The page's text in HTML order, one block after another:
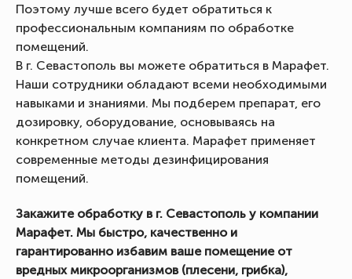
Поэтому лучше всего будет обратиться к
профессиональным компаниям по обработке
помещений.
В г. Севастополь вы можете обратиться в Марафет.
Наши сотрудники обладают всеми необходимыми
навыками и знаниями. Мы подберем препарат, его
дозировку, оборудование, основываясь на
конкретном случае клиента. Марафет применяет
современные методы дезинфицирования
помещений.
Закажите обработку в г. Севастополь у компании
Марафет. Мы быстро, качественно и
гарантированно избавим ваше помещение от
вредных микроорганизмов (плесени, грибка),